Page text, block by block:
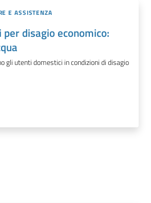
E ASSISTENZA
per disagio economico:
gli utenti domestici in condizioni di disagio